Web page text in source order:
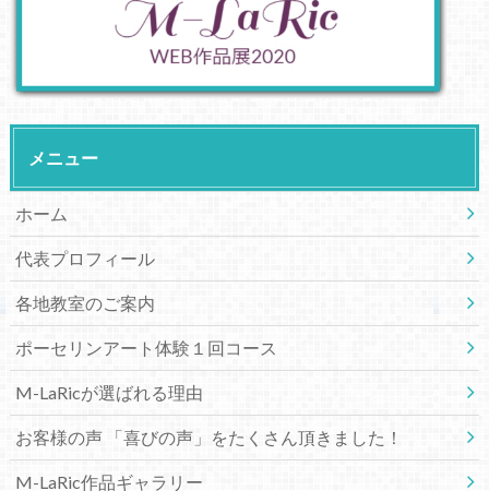
メニュー
ホーム
代表プロフィール
各地教室のご案内
ポーセリンアート体験１回コース
M-LaRicが選ばれる理由
お客様の声 「喜びの声」をたくさん頂きました！
M-LaRic作品ギャラリー